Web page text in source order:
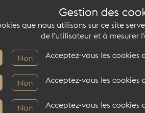
Ce
où
Gestion des
que nous utilisons sur ce site
de l'utilisateur et à mesurer
Non Acceptez-vous les cookies
Non Acceptez-vous les cookies
Non Acceptez-vous les cookies